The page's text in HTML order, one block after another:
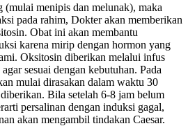
(mulai menipis dan melunak), maka
pada rahim, Dokter akan memberikan
Obat ini akan membantu
karena mirip dengan hormon yang
Oksitosin diberikan melalui infus
sesuai dengan kebutuhan. Pada
mulai dirasakan dalam waktu 30
Bila setelah 6-8 jam belum
persalinan dengan induksi gagal,
akan mengambil tindakan Caesar.